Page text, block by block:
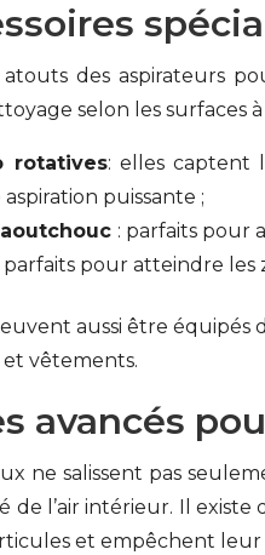
atouts des aspirateurs
selon les surfaces
rotatives: elles captent
puissante ;
: parfaits pour
parfaits pour atteindre les
aussi être équipés
et vêtements.
avancés
ne salissent pas
l’air intérieur. Il existe
et empêchent leur